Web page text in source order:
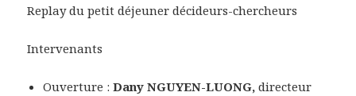
Replay du petit déjeuner décideurs-chercheurs
Intervenants
Ouverture : Dany NGUYEN-LUONG,directeur